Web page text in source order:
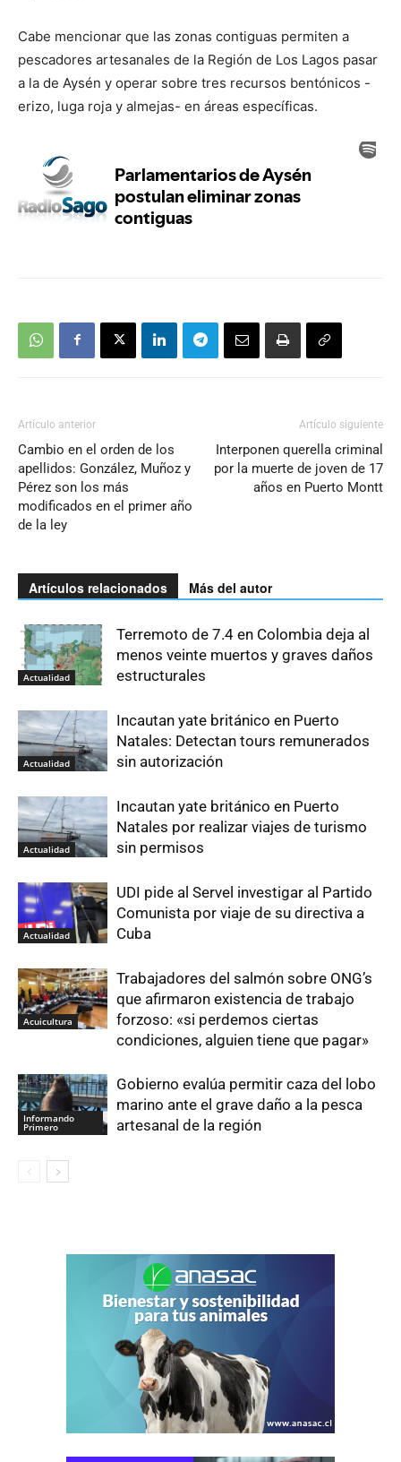
Cabe mencionar que las zonas contiguas permiten a
pescadores artesanales de la Región de Los Lagos pasar
a la de Aysén y operar sobre tres recursos bentónicos -
erizo, luga roja y almejas- en áreas específicas.
Artículo anterior
Cambio en el orden de los
apellidos: González, Muñoz y
Pérez son los más
modificados en el primer año
de la ley
Artículo siguiente
Interponen querella criminal
por la muerte de joven de 17
años en Puerto Montt
Artículos relacionados Más del autor
Actualidad
Terremoto de 7.4 en Colombia deja al
menos veinte muertos y graves daños
estructurales
Actualidad
Incautan yate británico en Puerto
Natales: Detectan tours remunerados
sin autorización
Actualidad
Incautan yate británico en Puerto
Natales por realizar viajes de turismo
sin permisos
Actualidad
UDI pide al Servel investigar al Partido
Comunista por viaje de su directiva a
Cuba
Acuicultura
Trabajadores del salmón sobre ONG’s
que afirmaron existencia de trabajo
forzoso: «si perdemos ciertas
condiciones, alguien tiene que pagar»
Informando
Primero
Gobierno evalúa permitir caza del lobo
marino ante el grave daño a la pesca
artesanal de la región